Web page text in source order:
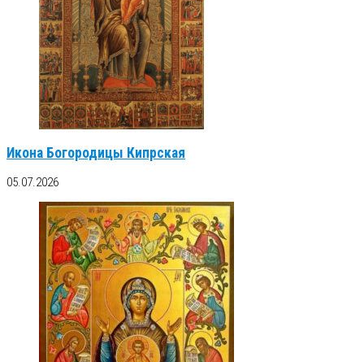
Икона Богородицы Кипрская
05.07.2026